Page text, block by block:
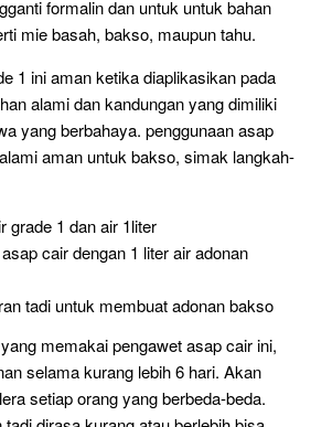
formalin dan untuk untuk bahan
mie basah, bakso, maupun tahu.
1 ini aman ketika diaplikasikan pada
alami dan kandungan yang dimiliki
yang berbahaya. penggunaan asap
aman untuk bakso, simak langkah-
grade 1 dan air 1liter
cair dengan 1 liter air adonan
tadi untuk membuat adonan bakso
memakai pengawet asap cair ini,
selama kurang lebih 6 hari. Akan
setiap orang yang berbeda-beda.